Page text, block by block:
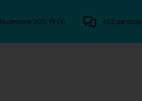
2011 18:00 452